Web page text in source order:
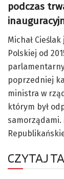
podczas
Michał
Polskiej od
poprzedniej
ministra w
którym był
samorządami.
CZYTAJ